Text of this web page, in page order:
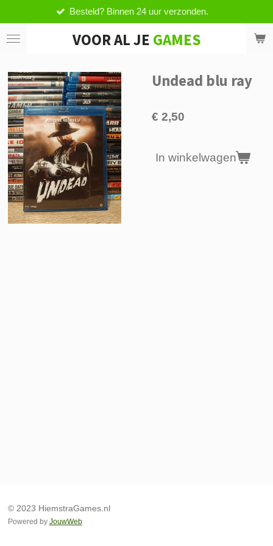
direct
naar
VOOR AL JE GAMES
Binnen 24 uur verzonden.
Undead blu ray
€ 2,50
In winkelwagen
© 2023 HiemstraGames.nl
Powered by JouwWeb